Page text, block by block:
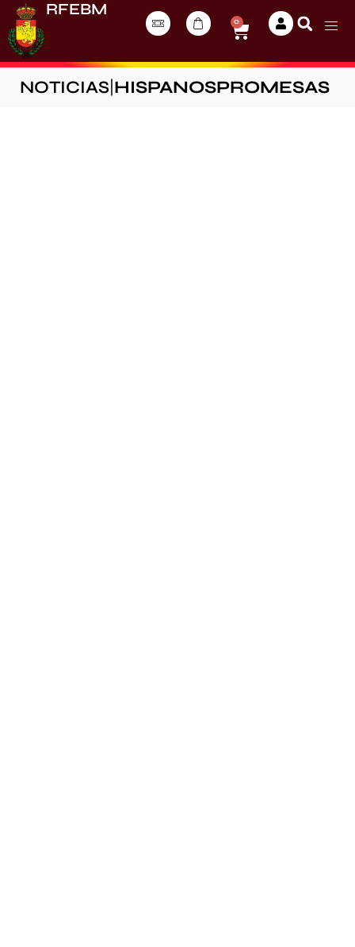
RFEBM
0
NOTICIAS HISPANOSPROMESAS